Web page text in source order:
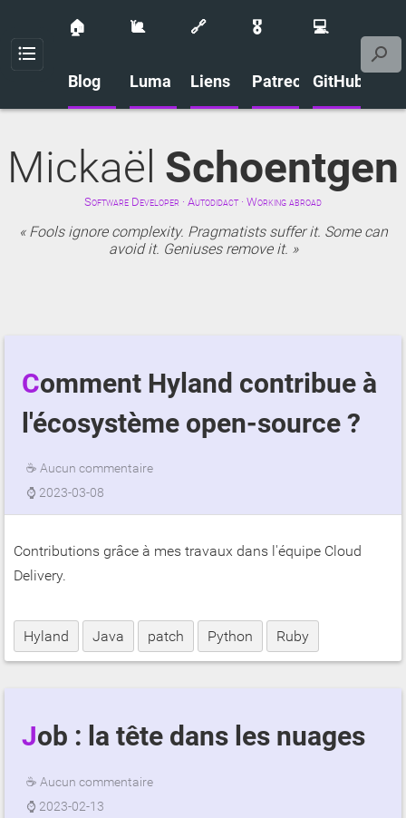
Menu
🏠
Blog
🐌
Luma
🔗
Liens
🎖️
Patreon
💻
GitHub
Mickaël Schoentgen
Software Developer · Autodidact · Working abroad
Fools ignore complexity. Pragmatists suffer it. Some can
avoid it. Geniuses remove it.
Comment Hyland contribue à
l'écosystème open-source ?
☕ Aucun commentaire
⌚ 2023-03-08
Contributions grâce à mes travaux dans l'équipe Cloud
Delivery.
Hyland Java patch Python Ruby
Job : la tête dans les nuages
☕ Aucun commentaire
⌚ 2023-02-13